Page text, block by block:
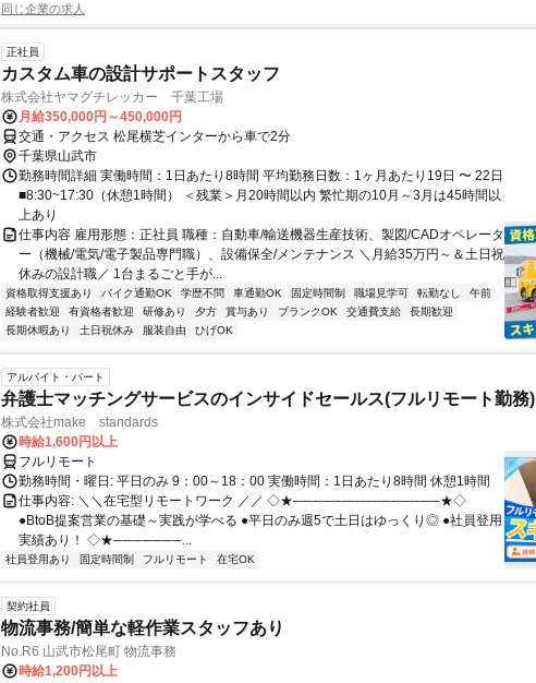
同じ企業の求人
正社員
カスタム車の設計サポートスタッフ
株式会社ヤマグチレッカー 千葉工場
月給350,000円～450,000円
交通・アクセス 松尾横芝インターから車で2分
千葉県山武市
勤務時間詳細 実働時間：1日あたり8時間 平均勤務日数：1ヶ月あたり19日 〜 22日
■8:30~17:30（休憩1時間） ＜残業＞月20時間以内 繁忙期の10月～3月は45時間以
上あり
仕事内容 雇用形態：正社員 職種：自動車/輸送機器生産技術、製図/CADオペレータ
ー（機械/電気/電子製品専門職）、設備保全/メンテナンス ＼月給35万円～＆土日祝
休みの設計職／ 1台まるごと手が...
資格取得支援あり バイク通勤OK 学歴不問 車通勤OK 固定時間制 職場見学可 転勤なし
午前
経験者歓迎
有資格者歓迎 研修あり 夕方 賞与あり ブランクOK 交通費支給
長期歓迎
長期休暇あり
土日祝休み 服装自由 ひげOK
アルバイト・パート
弁護士マッチングサービスのインサイドセールス(フルリモート勤務)
株式会社make standards
時給1,600円以上
フルリモート
勤務時間・曜日: 平日のみ 9：00～18：00 実働時間：1日あたり8時間 休憩1時間
仕事内容: ＼＼在宅型リモートワーク ／／ ◇★───────────────★◇
●BtoB提案営業の基礎～実践が学べる ●平日のみ週5で土日はゆっくり◎ ●社員登用
実績あり！ ◇★───────...
社員登用あり 固定時間制 フルリモート 在宅OK
契約社員
物流事務/簡単な軽作業スタッフあり
No.R6 山武市松尾町 物流事務
時給1,200円以上